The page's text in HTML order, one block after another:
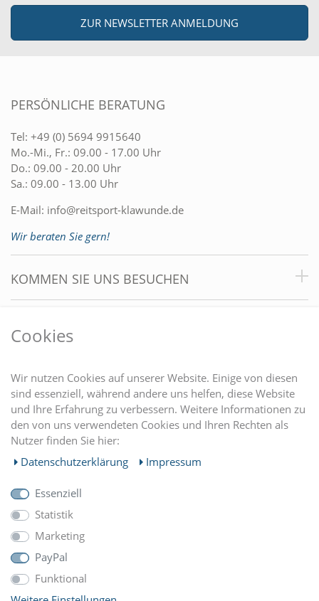
ZUR NEWSLETTER ANMELDUNG
PERSÖNLICHE BERATUNG
Tel: +49 (0) 5694 9915640
Mo.-Mi., Fr.: 09.00 - 17.00 Uhr
Do.: 09.00 - 20.00 Uhr
Sa.: 09.00 - 13.00 Uhr
E-Mail: info@reitsport-klawunde.de
Wir beraten Sie gern!
KOMMEN SIE UNS BESUCHEN
EINKAUFEN
MEIN KONTO
UNTERNEHMEN
ZAHLUNGARTEN
Cookies
Wir nutzen Cookies auf unserer Website. Einige von diesen
sind essenziell, während andere uns helfen, diese Website
und Ihre Erfahrung zu verbessern. Weitere Informationen zu
den von uns verwendeten Cookies und Ihren Rechten als
Nutzer finden Sie hier:
Daten­schutz­erklärung
Impressum
Essenziell
Statistik
Marketing
PayPal
Funktional